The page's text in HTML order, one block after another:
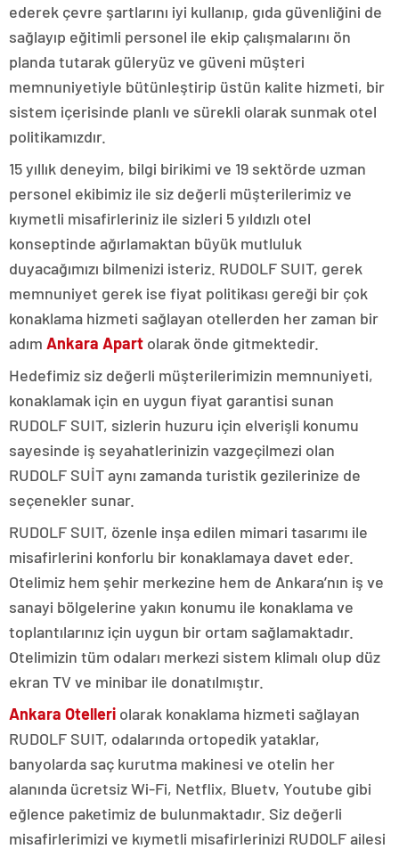
ederek çevre şartlarını iyi kullanıp, gıda güvenliğini de
sağlayıp eğitimli personel ile ekip çalışmalarını ön
planda tutarak güleryüz ve güveni müşteri
memnuniyetiyle bütünleştirip üstün kalite hizmeti, bir
sistem içerisinde planlı ve sürekli olarak sunmak otel
politikamızdır.
15 yıllık deneyim, bilgi birikimi ve 19 sektörde uzman
personel ekibimiz ile siz değerli müşterilerimiz ve
kıymetli misafirleriniz ile sizleri 5 yıldızlı otel
konseptinde ağırlamaktan büyük mutluluk
duyacağımızı bilmenizi isteriz. RUDOLF SUIT, gerek
memnuniyet gerek ise fiyat politikası gereği bir çok
konaklama hizmeti sağlayan otellerden her zaman bir
adım Ankara Apart olarak önde gitmektedir.
Hedefimiz siz değerli müşterilerimizin memnuniyeti,
konaklamak için en uygun fiyat garantisi sunan
RUDOLF SUIT, sizlerin huzuru için elverişli konumu
sayesinde iş seyahatlerinizin vazgeçilmezi olan
RUDOLF SUİT aynı zamanda turistik gezilerinize de
seçenekler sunar.
RUDOLF SUIT, özenle inşa edilen mimari tasarımı ile
misafirlerini konforlu bir konaklamaya davet eder.
Otelimiz hem şehir merkezine hem de Ankara’nın iş ve
sanayi bölgelerine yakın konumu ile konaklama ve
toplantılarınız için uygun bir ortam sağlamaktadır.
Otelimizin tüm odaları merkezi sistem klimalı olup düz
ekran TV ve minibar ile donatılmıştır.
Ankara Otelleri olarak konaklama hizmeti sağlayan
RUDOLF SUIT, odalarında ortopedik yataklar,
banyolarda saç kurutma makinesi ve otelin her
alanında ücretsiz Wi-Fi, Netflix, Bluetv, Youtube gibi
eğlence paketimiz de bulunmaktadır. Siz değerli
misafirlerimizi ve kıymetli misafirlerinizi RUDOLF ailesi